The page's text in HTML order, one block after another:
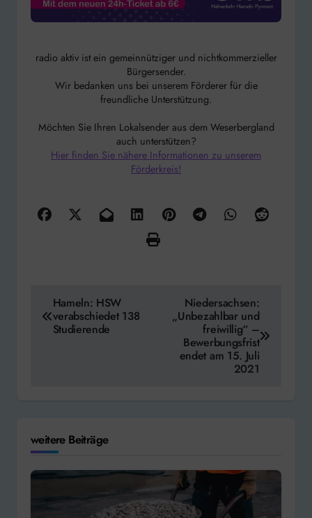
radio aktiv ist ein gemeinnütziger und nichtkommerzieller
Bürgersender.
Wir bedanken uns bei unserem Förderer für die
freundliche Unterstützung.
Möchten Sie Ihren Lokalsender aus dem Weserbergland
auch unterstützen?
Hier finden Sie nähere Informationen zu unserem
Förderkreis!
Beitragsnavigation
Hameln: HSW
verabschiedet 138
Studierende
Niedersachsen:
„Unbezahlbar und
freiwillig“ –
Bewerbungsfrist
endet am 15. Juli
2021
weitere Beiträge